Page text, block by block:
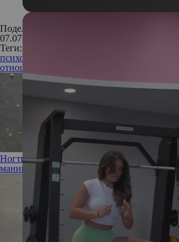
Поделиться:
07.07.2011
Теги:
психология
отношений
Ногти-кардиган: что представляет из
маникюре?